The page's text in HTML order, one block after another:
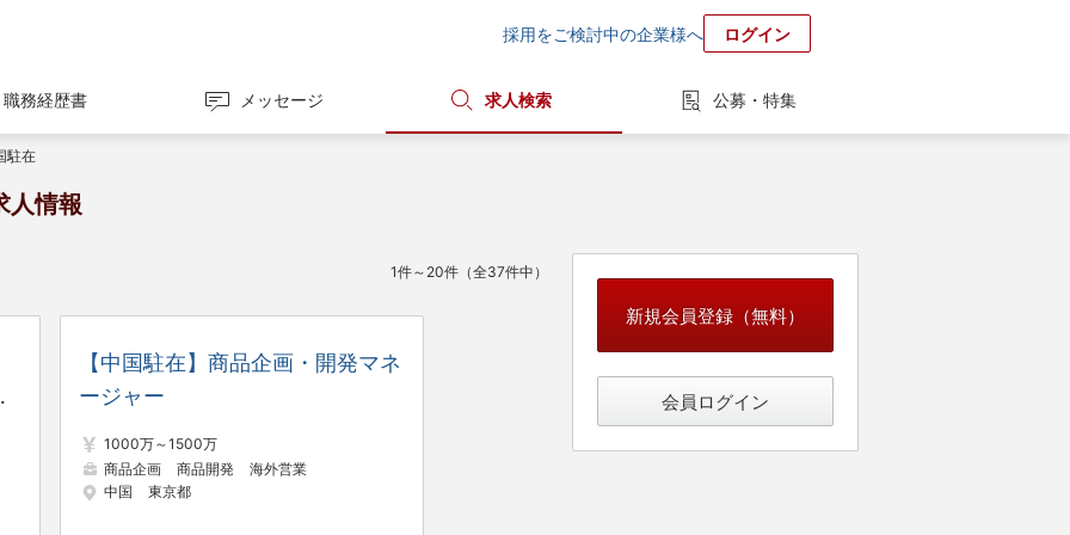
採用をご検討中の企業様へ ログイン
職務経歴書 メッセージ 求人検索 公募・特集
駐在
人情報
1件～20件（全37件中）
【中国駐在】商品企画・開発マネ
ージャー
1000万～1500万
商品企画
商品開発
海外営業
中国
東京都
新規会員登録（無料）
会員ログイン